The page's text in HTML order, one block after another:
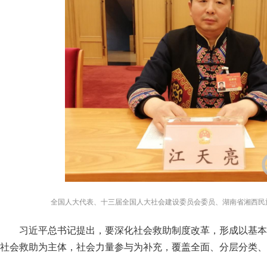
全国人大代表、十三届全国人大社会建设委员会委员、湖南省湘西
习近平总书记提出，要深化社会救助制度改革，形成以基
社会救助为主体，社会力量参与为补充，覆盖全面、分层分类